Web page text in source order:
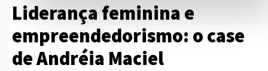
Liderança feminina e
empreendedorismo: o case
de Andréia Maciel